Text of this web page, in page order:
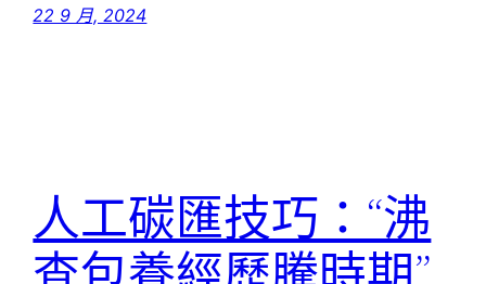
22 9 月, 2024
人工碳匯技巧：“沸